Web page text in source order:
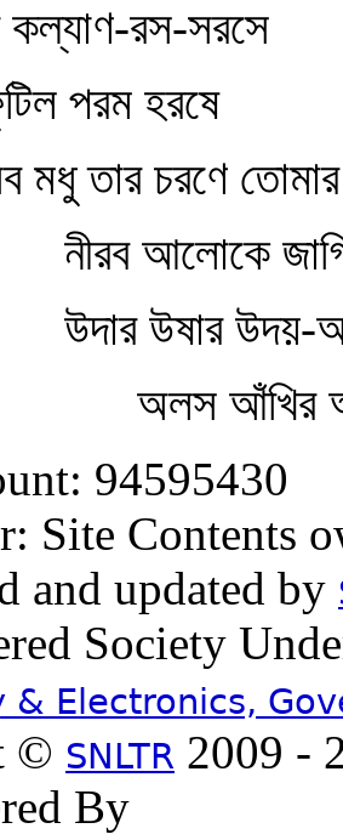
কল্যাণ-রস-সরসে
পরম হরষে
মধু তার চরণে
নীরব আলোকে
উদার উষার উদয়-
অলস আঁখির
94595430
Site Contents
and updated by
Society
& Electronics,
© SNLTR 2009 -
By